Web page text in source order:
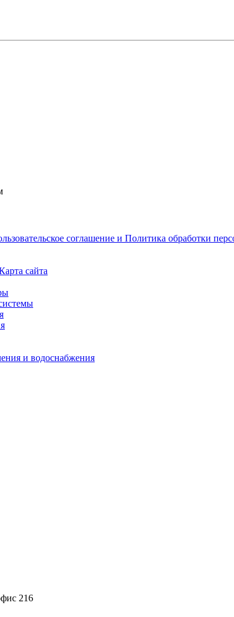
соглашение и Политика обработки
сайта
и водоснабжения
216